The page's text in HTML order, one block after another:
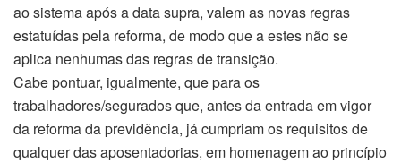
ao sistema após a data supra, valem as novas regras
estatuídas pela reforma, de modo que a estes não se
aplica nenhumas das regras de transição.
Cabe pontuar, igualmente, que para os
trabalhadores/segurados que, antes da entrada em vigor
da reforma da previdência, já cumpriam os requisitos de
qualquer das aposentadorias, em homenagem ao princípio